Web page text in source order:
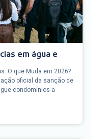
em água e
O que Muda em 2026?
oficial da sanção de
condomínios a